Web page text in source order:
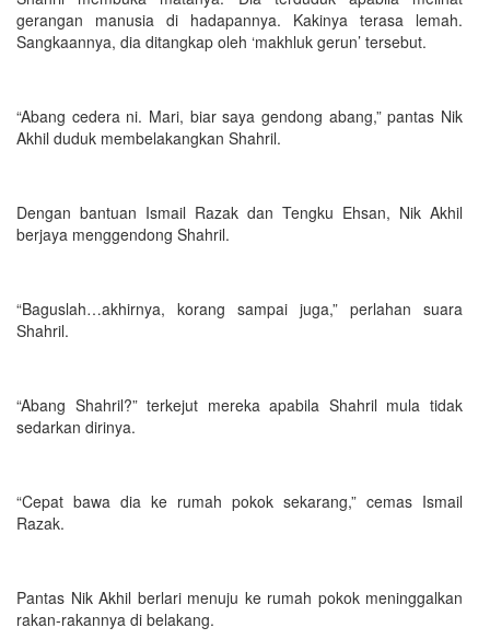
gerangan manusia di hadapannya. Kakinya terasa lemah.
Sangkaannya, dia ditangkap oleh ‘makhluk gerun’ tersebut.
“Abang cedera ni. Mari, biar saya gendong abang,” pantas Nik
Akhil duduk membelakangkan Shahril.
Dengan bantuan Ismail Razak dan Tengku Ehsan, Nik Akhil
berjaya menggendong Shahril.
“Baguslah…akhirnya, korang sampai juga,” perlahan suara
Shahril.
“Abang Shahril?” terkejut mereka apabila Shahril mula tidak
sedarkan dirinya.
“Cepat bawa dia ke rumah pokok sekarang,” cemas Ismail
Razak.
Pantas Nik Akhil berlari menuju ke rumah pokok meninggalkan
rakan-rakannya di belakang.